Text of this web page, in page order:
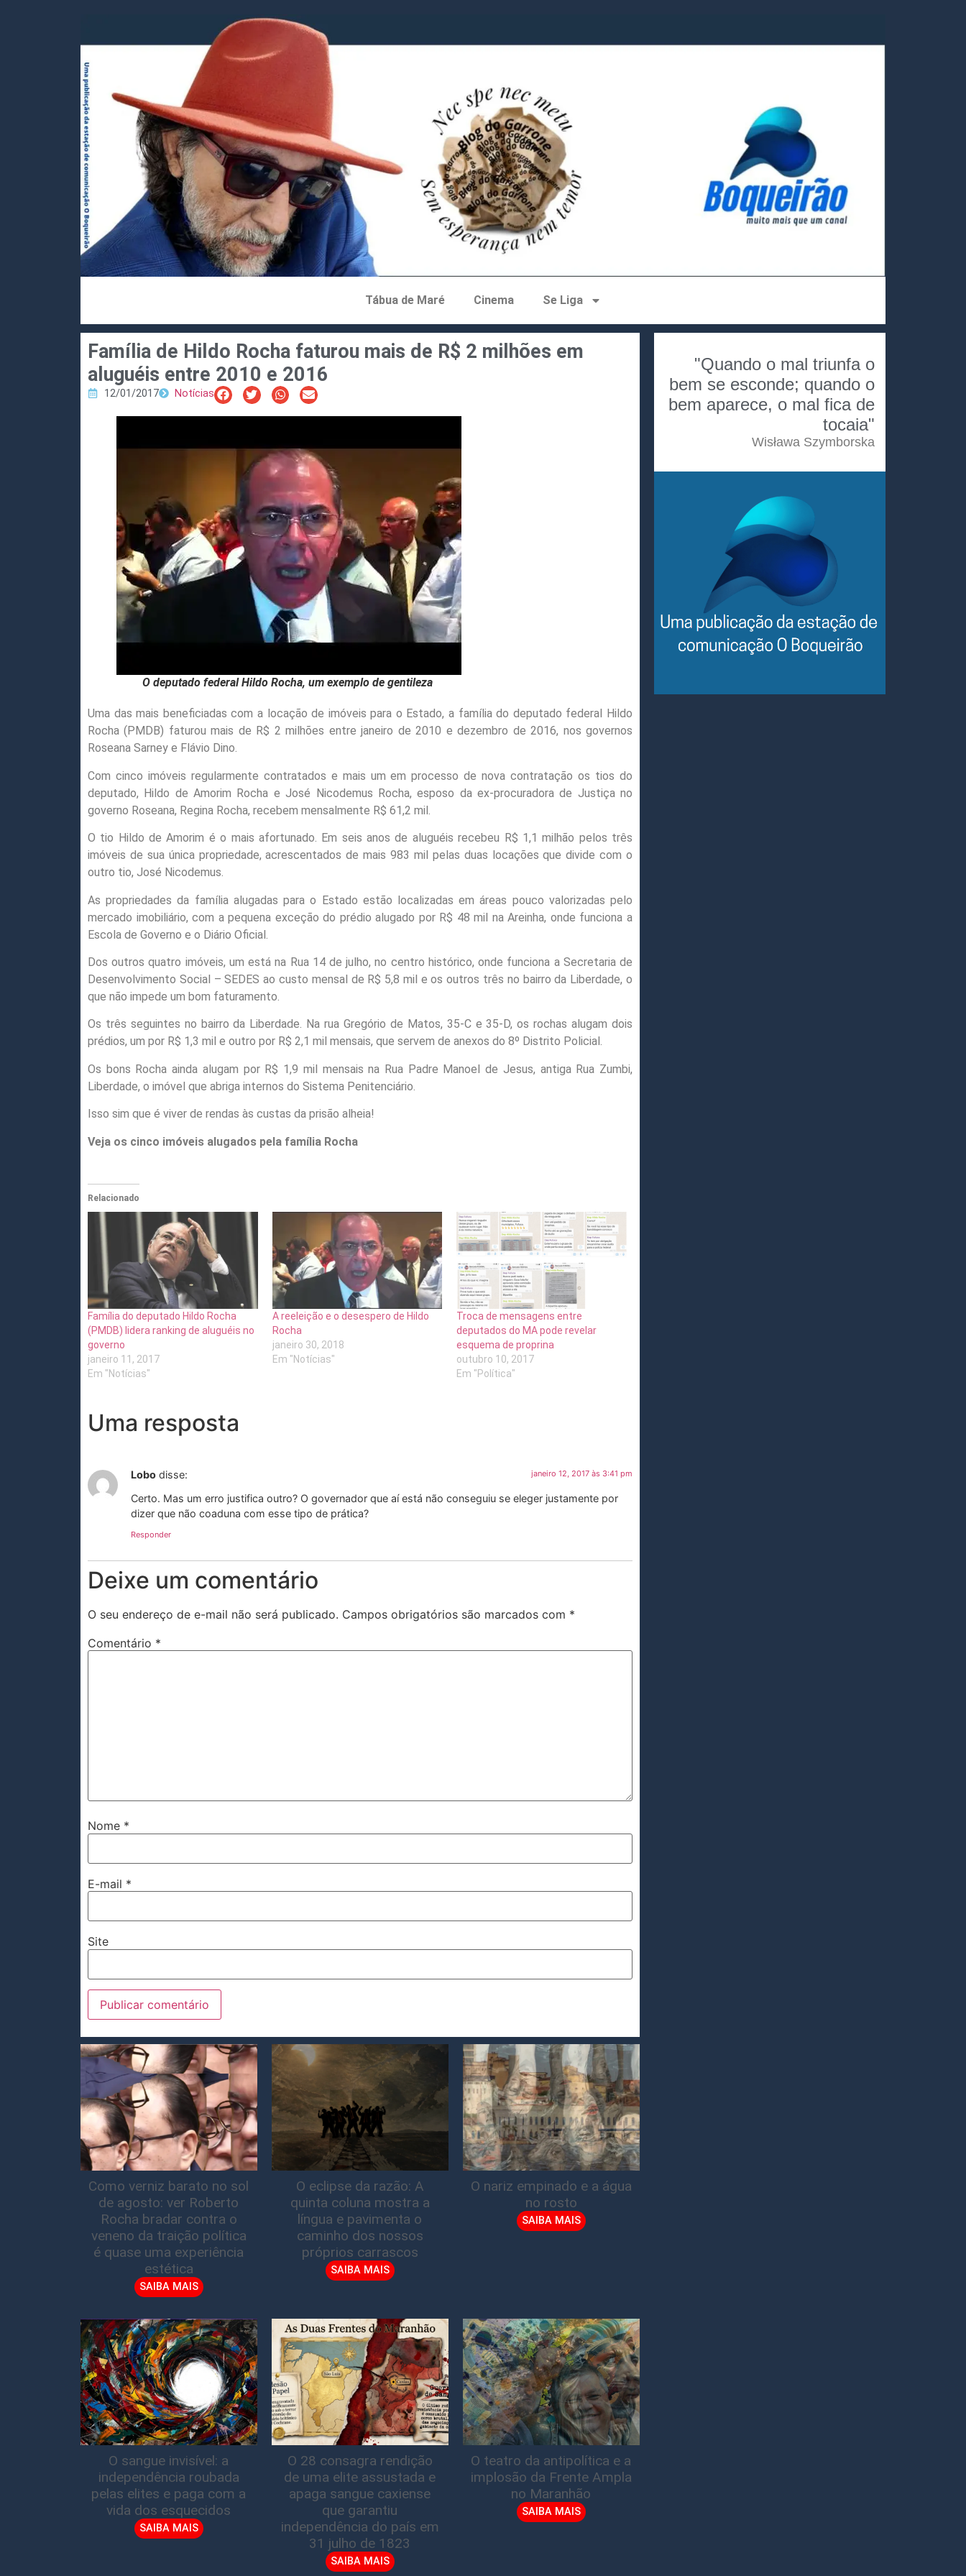
Tábua de Maré Cinema Se Liga
Família de Hildo Rocha faturou mais de R$ 2 milhões em
aluguéis entre 2010 e 2016
12/01/2017 Notícias
O deputado federal Hildo Rocha, um exemplo de gentileza
Uma das mais beneficiadas com a locação de imóveis para o Estado, a família do deputado federal Hildo
Rocha (PMDB) faturou mais de R$ 2 milhões entre janeiro de 2010 e dezembro de 2016, nos governos
Roseana Sarney e Flávio Dino.
Com cinco imóveis regularmente contratados e mais um em processo de nova contratação os tios do
deputado, Hildo de Amorim Rocha e José Nicodemus Rocha, esposo da ex-procuradora de Justiça no
governo Roseana, Regina Rocha, recebem mensalmente R$ 61,2 mil.
O tio Hildo de Amorim é o mais afortunado. Em seis anos de aluguéis recebeu R$ 1,1 milhão pelos três
imóveis de sua única propriedade, acrescentados de mais 983 mil pelas duas locações que divide com o
outro tio, José Nicodemus.
As propriedades da família alugadas para o Estado estão localizadas em áreas pouco valorizadas pelo
mercado imobiliário, com a pequena exceção do prédio alugado por R$ 48 mil na Areinha, onde funciona a
Escola de Governo e o Diário Oficial.
Dos outros quatro imóveis, um está na Rua 14 de julho, no centro histórico, onde funciona a Secretaria de
Desenvolvimento Social – SEDES ao custo mensal de R$ 5,8 mil e os outros três no bairro da Liberdade, o
que não impede um bom faturamento.
Os três seguintes no bairro da Liberdade. Na rua Gregório de Matos, 35-C e 35-D, os rochas alugam dois
prédios, um por R$ 1,3 mil e outro por R$ 2,1 mil mensais, que servem de anexos do 8º Distrito Policial.
Os bons Rocha ainda alugam por R$ 1,9 mil mensais na Rua Padre Manoel de Jesus, antiga Rua Zumbi,
Liberdade, o imóvel que abriga internos do Sistema Penitenciário.
Isso sim que é viver de rendas às custas da prisão alheia!
Veja os cinco imóveis alugados pela família Rocha
Relacionado
Família do deputado Hildo Rocha
(PMDB) lidera ranking de aluguéis no
governo
janeiro 11, 2017
Em "Notícias"
A reeleição e o desespero de Hildo
Rocha
janeiro 30, 2018
Em "Notícias"
Troca de mensagens entre
deputados do MA pode revelar
esquema de proprina
outubro 10, 2017
Em "Política"
Uma resposta
Lobo disse: janeiro 12, 2017 às 3:41 pm
Certo. Mas um erro justifica outro? O governador que aí está não conseguiu se eleger justamente por
dizer que não coaduna com esse tipo de prática?
Responder
Deixe um comentário
O seu endereço de e-mail não será publicado. Campos obrigatórios são marcados com *
Comentário *
Nome *
E-mail *
Site
Como verniz barato no sol
de agosto: ver Roberto
Rocha bradar contra o
veneno da traição política
é quase uma experiência
estética
SAIBA MAIS
O eclipse da razão: A
quinta coluna mostra a
língua e pavimenta o
caminho dos nossos
próprios carrascos
SAIBA MAIS
O nariz empinado e a água
no rosto
SAIBA MAIS
O sangue invisível: a
independência roubada
pelas elites e paga com a
vida dos esquecidos
SAIBA MAIS
O 28 consagra rendição
de uma elite assustada e
apaga sangue caxiense
que garantiu
independência do país em
31 julho de 1823
SAIBA MAIS
O teatro da antipolítica e a
implosão da Frente Ampla
no Maranhão
SAIBA MAIS
"Quando o mal triunfa o
bem se esconde; quando o
bem aparece, o mal fica de
tocaia"
Wisława Szymborska